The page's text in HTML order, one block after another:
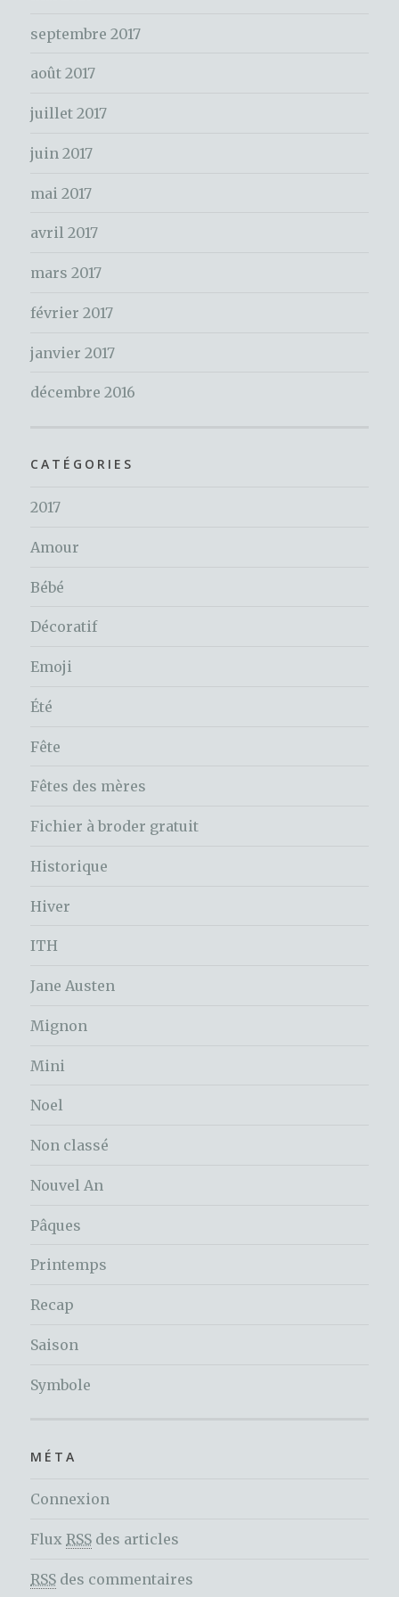
e
:
septembre 2017
août 2017
juillet 2017
juin 2017
mai 2017
avril 2017
mars 2017
février 2017
janvier 2017
décembre 2016
CATÉGORIES
2017
Amour
Bébé
Décoratif
Emoji
Été
Fête
Fêtes des mères
Fichier à broder gratuit
Historique
Hiver
ITH
Jane Austen
Mignon
Mini
Noel
Non classé
Nouvel An
Pâques
Printemps
Recap
Saison
Symbole
MÉTA
Connexion
Flux RSS des articles
RSS des commentaires